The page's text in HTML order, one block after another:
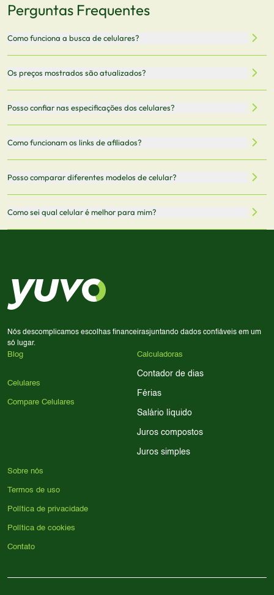
Perguntas Frequentes
Como funciona a busca de celulares?
armazenamento, memória RAM, bateria e conectividade
5G.
Os preços mostrados são atualizados?
vendedor antes de finalizar sua compra.
Posso confiar nas especificações dos celulares?
informações mais recentes de cada modelo.
Como funcionam os links de afiliados?
comissão sem custo adicional para você.
Posso comparar diferentes modelos de celular?
Sim! Você pode selecionar até 3 celulares para comparar
Como sei qual celular é melhor para mim?
processador e bateria são essenciais. Use nossos filtros
para encontrar o celular ideal.
Nós descomplicamos escolhas financeirasjuntando dados confiáveis em um
só lugar.
Blog
Celulares
Compare Celulares
Calculadoras
Contador de dias
Férias
Salário líquido
Juros compostos
Juros simples
Sobre nós
Termos de uso
Política de privacidade
Política de cookies
Contato